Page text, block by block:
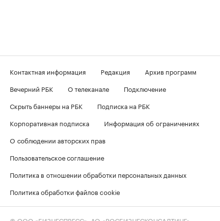
Контактная информация Редакция
Архив программ
Вечерний РБК
О телеканале
Подключение
Скрыть баннеры на РБК
Подписка на РБК
Корпоративная подписка
Информация об ограничениях
О соблюдении авторских прав
Пользовательское соглашение
Политика в отношении обработки персональных данных
Политика обработки файлов cookie